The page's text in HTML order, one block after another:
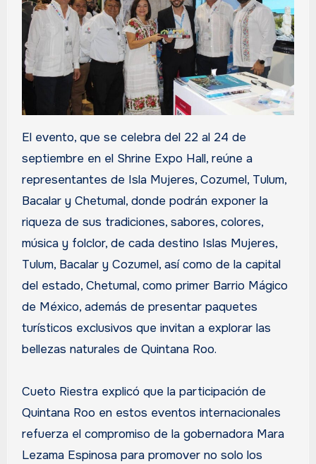
El evento, que se celebra del 22 al 24 de
septiembre en el Shrine Expo Hall, reúne a
representantes de Isla Mujeres, Cozumel, Tulum,
Bacalar y Chetumal, donde podrán exponer la
riqueza de sus tradiciones, sabores, colores,
música y folclor, de cada destino Islas Mujeres,
Tulum, Bacalar y Cozumel, así como de la capital
del estado, Chetumal, como primer Barrio Mágico
de México, además de presentar paquetes
turísticos exclusivos que invitan a explorar las
bellezas naturales de Quintana Roo.
Cueto Riestra explicó que la participación de
Quintana Roo en estos eventos internacionales
refuerza el compromiso de la gobernadora Mara
Lezama Espinosa para promover no solo los